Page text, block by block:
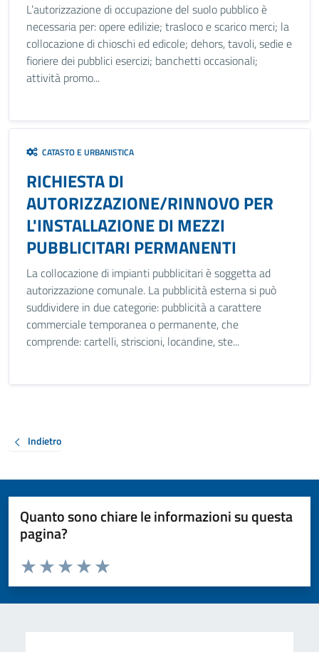
L’autorizzazione di occupazione del suolo pubblico è
necessaria per: opere edilizie; trasloco e scarico merci; la
collocazione di chioschi ed edicole; dehors, tavoli, sedie e
fioriere dei pubblici esercizi; banchetti occasionali;
attività promo...
CATASTO E URBANISTICA
RICHIESTA DI
AUTORIZZAZIONE/RINNOVO PER
L'INSTALLAZIONE DI MEZZI
PUBBLICITARI PERMANENTI
La collocazione di impianti pubblicitari è soggetta ad
autorizzazione comunale. La pubblicità esterna si può
suddividere in due categorie: pubblicità a carattere
commerciale temporanea o permanente, che
comprende: cartelli, striscioni, locandine, ste...
Indietro
Quanto sono chiare le informazioni su questa
pagina?
Valuta da 1 a 5 stelle la pagina
Valuta 5 stelle su 5
Valuta 4 stelle su 5
Valuta 3 stelle su 5
Valuta 2 stelle su 5
Valuta 1 stelle su 5